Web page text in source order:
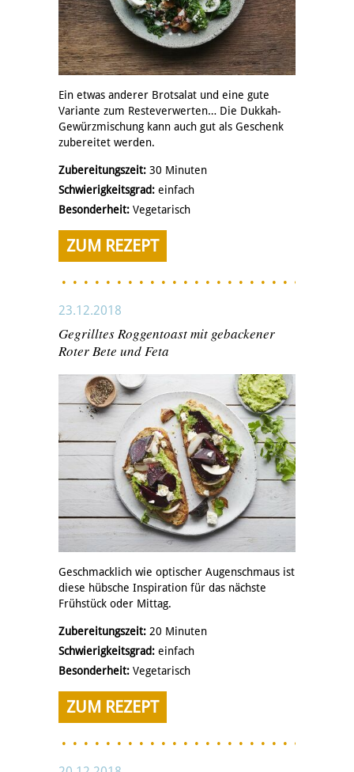
Ein etwas anderer Brotsalat und eine gute
Variante zum Resteverwerten… Die Dukkah-
Gewürzmischung kann auch gut als Geschenk
zubereitet werden.
Zubereitungszeit: 30 Minuten
Schwierigkeitsgrad: einfach
Besonderheit: Vegetarisch
ZUM REZEPT
23.12.2018
Gegrilltes Roggentoast mit gebackener
Roter Bete und Feta
Geschmacklich wie optischer Augenschmaus ist
diese hübsche Inspiration für das nächste
Frühstück oder Mittag.
Zubereitungszeit: 20 Minuten
Schwierigkeitsgrad: einfach
Besonderheit: Vegetarisch
ZUM REZEPT